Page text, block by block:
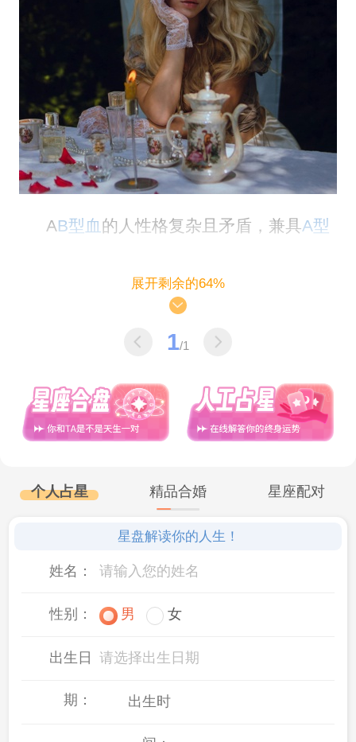
AB型血 的人性格复杂且矛盾，兼具A型
独特的性格组合，使得他们在爱好选择上有
AB型血的人对神秘学有着浓厚的兴趣，
像占星学、塔罗牌占卜等小众领域。从性格
未知的事物有着强烈的探索欲望。占星学通
量所吸引，他们渴望借助这些工具来更深入
地了解自己和周围的世界。在探索占星学
时，他们会仔细研究不同星座的特点，分析
展开剩余的64%
1/1
个人占星 精品合婚 星座配对
星盘解读你的人生！
姓名：
性别： 男 女
出生日
期：
请选择出生日期
出生时